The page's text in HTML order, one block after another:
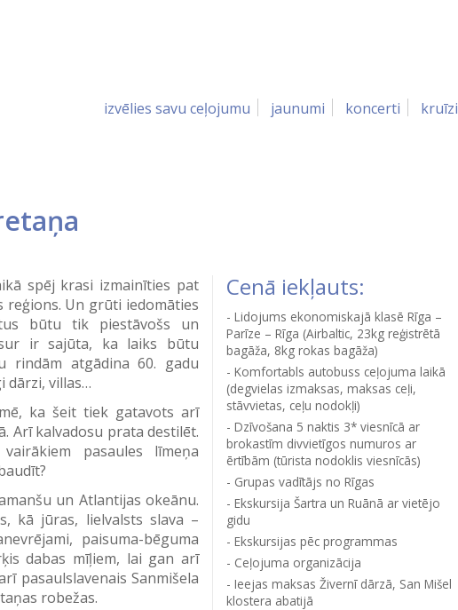
izvēlies savu ceļojumu jaunumi koncerti kruīzi
spēj krasi izmainīties pat
reģions. Un grūti iedomāties
būtu tik piestāvošs un
ir sajūta, ka laiks būtu
rindām atgādina 60. gadu
dārzi, villas…
ka šeit tiek gatavots arī
Arī kalvadosu prata destilēt.
pasaules līmeņa
un Atlantijas okeānu.
kā jūras, lielvalsts slava –
paisuma-bēguma
dabas mīļiem, lai gan arī
pasaulslavenais Sanmišela
robežas.
Cenā iekļauts:
Lidojums ekonomiskajā klasē Rīga –
Parīze – Rīga (Airbaltic, 23kg reģistrētā
bagāža, 8kg rokas bagāža)
Komfortabls autobuss ceļojuma laikā
(degvielas izmaksas, maksas ceļi,
stāvvietas, ceļu nodokļi)
Dzīvošana 5 naktis 3* viesnīcā ar
brokastīm divvietīgos numuros ar
ērtībām (tūrista nodoklis viesnīcās)
Grupas vadītājs no Rīgas
Ekskursija Šartra un Ruānā ar vietējo
gidu
Ekskursijas pēc programmas
Ceļojuma organizācija
Ieejas maksas Živernī dārzā, San Mišel
klostera abatijā